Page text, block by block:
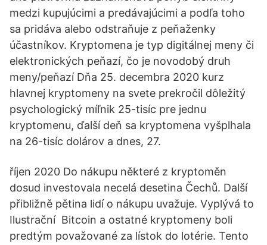
medzi kupujúcimi a predávajúcimi a podľa toho
sa pridáva alebo odstraňuje z peňaženky
účastníkov. Kryptomena je typ digitálnej meny či
elektronických peňazí, čo je novodobý druh
meny/peňazí Dňa 25. decembra 2020 kurz
hlavnej kryptomeny na svete prekročil dôležitý
psychologický míľnik 25-tisíc pre jednu
kryptomenu, ďalší deň sa kryptomena vyšplhala
na 26-tisíc dolárov a dnes, 27.
říjen 2020 Do nákupu některé z kryptoměn
dosud investovala necelá desetina Čechů. Další
přibližně pětina lidí o nákupu uvažuje. Vyplývá to
Ilustrační Bitcoin a ostatné kryptomeny boli
predtým považované za lístok do lotérie. Tento